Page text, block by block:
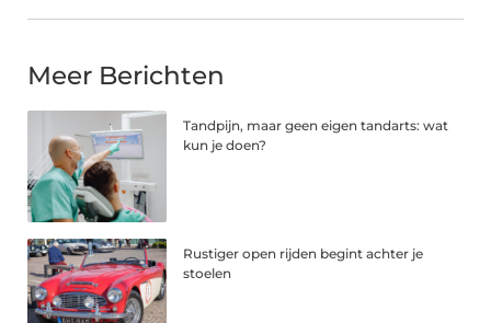
Meer Berichten
Tandpijn, maar geen eigen tandarts: wat
kun je doen?
Rustiger open rijden begint achter je
stoelen